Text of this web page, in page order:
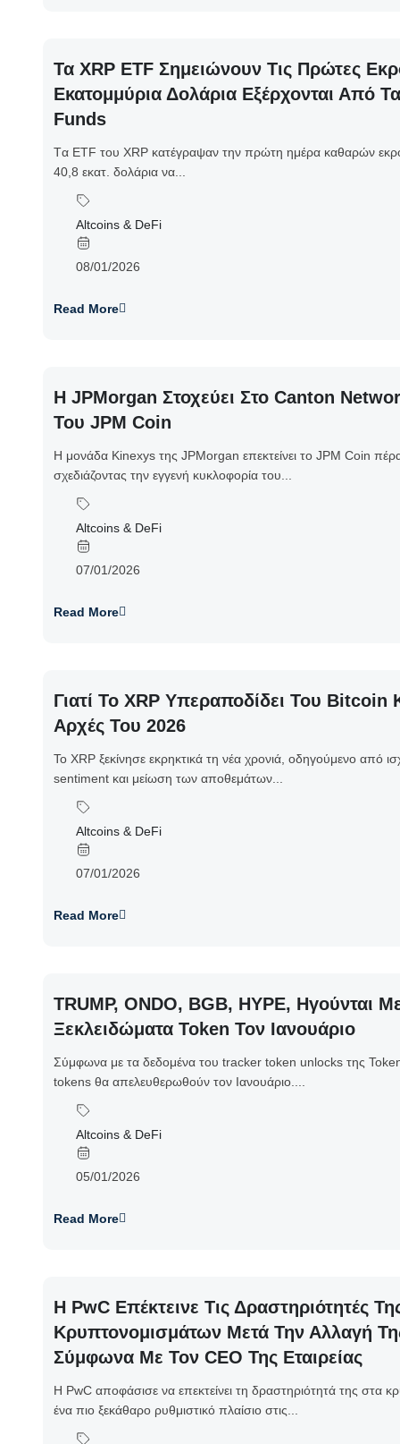
Τα XRP ETF Σημειώνουν Τις Πρώτες
Εκατομμύρια Δολάρια Εξέρχονται Από
Funds
Tα ETF του XRP κατέγραψαν την πρώτη ημέρα καθαρών
40,8 εκατ. δολάρια να...
Altcoins & DeFi
08/01/2026
Read More
Η JPMorgan Στοχεύει Στο Canton
Του JPM Coin
Η μονάδα Kinexys της JPMorgan επεκτείνει το JPM Coin
σχεδιάζοντας την εγγενή κυκλοφορία του...
Altcoins & DeFi
07/01/2026
Read More
Γιατί Το XRP Υπεραποδίδει Του Bitcoin
Αρχές Του 2026
Το XRP ξεκίνησε εκρηκτικά τη νέα χρονιά, οδηγούμενο από
sentiment και μείωση των αποθεμάτων...
Altcoins & DeFi
07/01/2026
Read More
TRUMP, ONDO, BGB, HYPE, Ηγούνται
Ξεκλειδώματα Token Τον Ιανουάριο
Σύμφωνα με τα δεδομένα του tracker token unlocks της
tokens θα απελευθερωθούν τον Ιανουάριο....
Altcoins & DeFi
05/01/2026
Read More
Η PwC Επέκτεινε Τις Δραστηριότητές
Κρυπτονομισμάτων Μετά Την Αλλαγή
Σύμφωνα Με Τον CEO Της Εταιρείας
Η PwC αποφάσισε να επεκτείνει τη δραστηριότητά της στα
ένα πιο ξεκάθαρο ρυθμιστικό πλαίσιο στις...